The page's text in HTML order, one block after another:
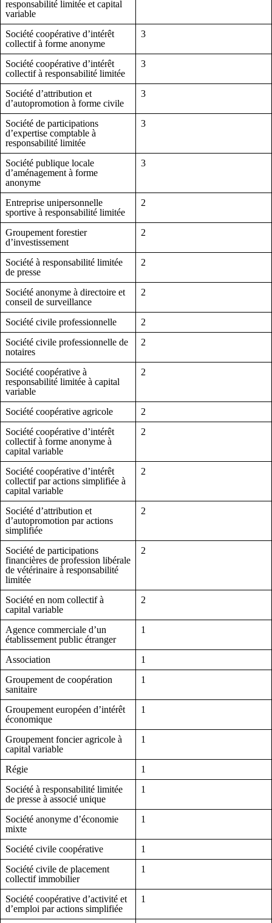
responsabilité limitée et capital
variable
Société coopérative d’intérêt
collectif à forme anonyme
3
Société coopérative d’intérêt
collectif à responsabilité limitée
3
Société d’attribution et
d’autopromotion à forme civile
3
Société de participations
d’expertise comptable à
responsabilité limitée
3
Société publique locale
d’aménagement à forme
anonyme
3
Entreprise unipersonnelle
sportive à responsabilité limitée
2
Groupement forestier
d’investissement
2
Société à responsabilité limitée
de presse
2
Société anonyme à directoire et
conseil de surveillance
2
Société civile professionnelle
2
Société civile professionnelle de
notaires
2
Société coopérative à
responsabilité limitée à capital
variable
2
Société coopérative agricole
2
Société coopérative d’intérêt
collectif à forme anonyme à
capital variable
2
Société coopérative d’intérêt
collectif par actions simplifiée à
capital variable
2
Société d’attribution et
d’autopromotion par actions
simplifiée
2
Société de participations
financières de profession libérale
de vétérinaire à responsabilité
limitée
2
Société en nom collectif à
capital variable
2
Agence commerciale d’un
établissement public étranger
1
Association
1
Groupement de coopération
sanitaire
1
Groupement européen d’intérêt
économique
1
Groupement foncier agricole à
capital variable
1
Régie
1
Société à responsabilité limitée
de presse à associé unique
1
Société anonyme d’économie
mixte
1
Société civile coopérative
1
Société civile de placement
collectif immobilier
1
Société coopérative d’activité et
d’emploi par actions simplifiée
1